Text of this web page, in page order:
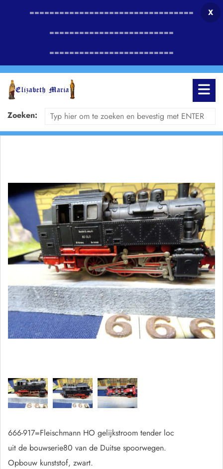
=================================
=========================
=========================
X
Zoeken:
666-917=Fleischmann HO gelijkstroom tender loc
uit de bouwserie80 van de Duitse spoorwegen.
Opbouw kunststof, zwart.